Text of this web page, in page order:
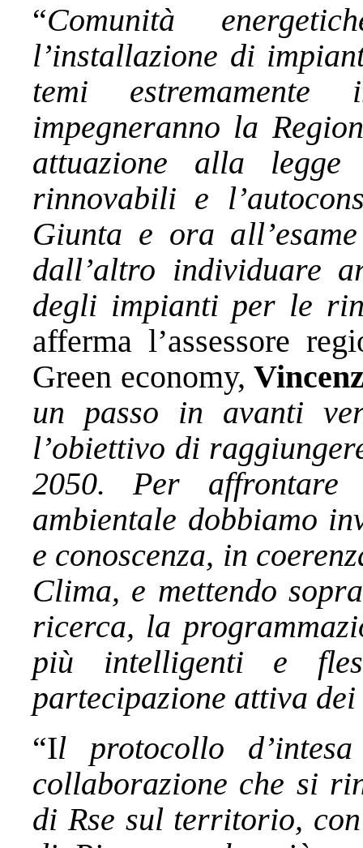
“Comunità
l’installazione di
temi estremamente
impegneranno la
attuazione alla legge
rinnovabili e
Giunta e ora
dall’altro individuare
degli impianti per le
afferma l’assessore
Green economy,
un passo in avanti
l’obiettivo di
2050. Per
ambientale dobbiamo
e conoscenza, in
Clima, e mettendo
ricerca, la
più intelligenti e
partecipazione attiva
“Il protocollo
collaborazione che si
di Rse sul territorio,